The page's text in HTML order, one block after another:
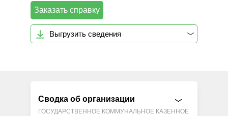
Заказать справку
Выгрузить сведения
Сводка об организации
ГОСУДАРСТВЕННОЕ КОММУНАЛЬНОЕ КАЗЕННОЕ